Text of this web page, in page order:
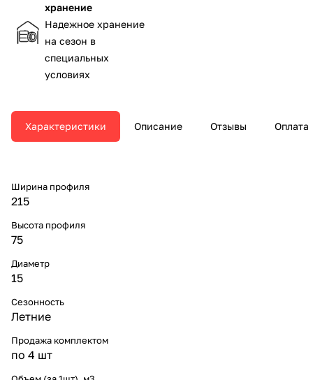
хранение
Надежное хранение
на сезон в
специальных
условиях
Характеристики Описание Отзывы Оплата
Ширина профиля
215
Высота профиля
75
Диаметр
15
Сезонность
Летние
Продажа комплектом
по 4 шт